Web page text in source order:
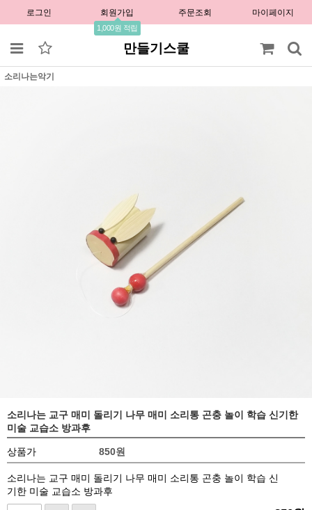
로그인 회원가입
1,000원 적립
주문조회 마이페이지
만들기스쿨
소리나는악기
소리나는 교구 매미 돌리기 나무 매미 소리통 곤충 놀이 학습 신기한
미술 교습소 방과후
상품가 850원
소리나는 교구 매미 돌리기 나무 매미 소리통 곤충 놀이 학습 신
기한 미술 교습소 방과후